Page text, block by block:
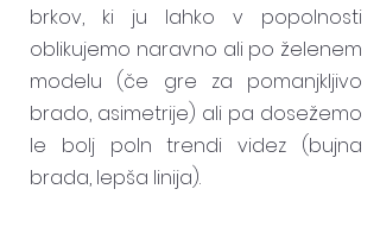
brkov, ki ju lahko v popolnosti
oblikujemo naravno ali po želenem
modelu (če gre za pomanjkljivo
brado, asimetrije) ali pa dosežemo
le bolj poln trendi videz (bujna
brada, lepša linija).